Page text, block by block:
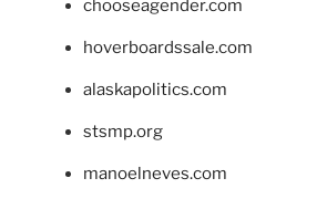
chooseagender.com
hoverboardssale.com
alaskapolitics.com
stsmp.org
manoelneves.com